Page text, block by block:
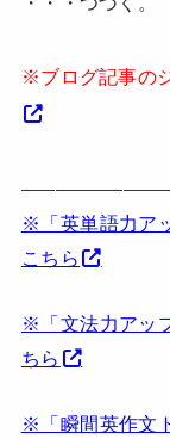
※ブログ記事の
※「英単語力ア
こちら
※「文法力アッ
ちら
※「瞬間英作文